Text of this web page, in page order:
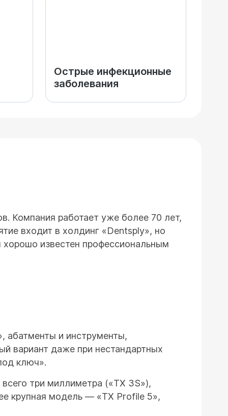
Острые инфекционные
заболевания
Компания работает уже более 70 лет,
входит в холдинг «Dentsply», но
известен профессиональным
абатменты и инструменты,
вариант даже при нестандартных
ключ».
три миллиметра («TX 3S»),
крупная модель — «TX Profile 5»,